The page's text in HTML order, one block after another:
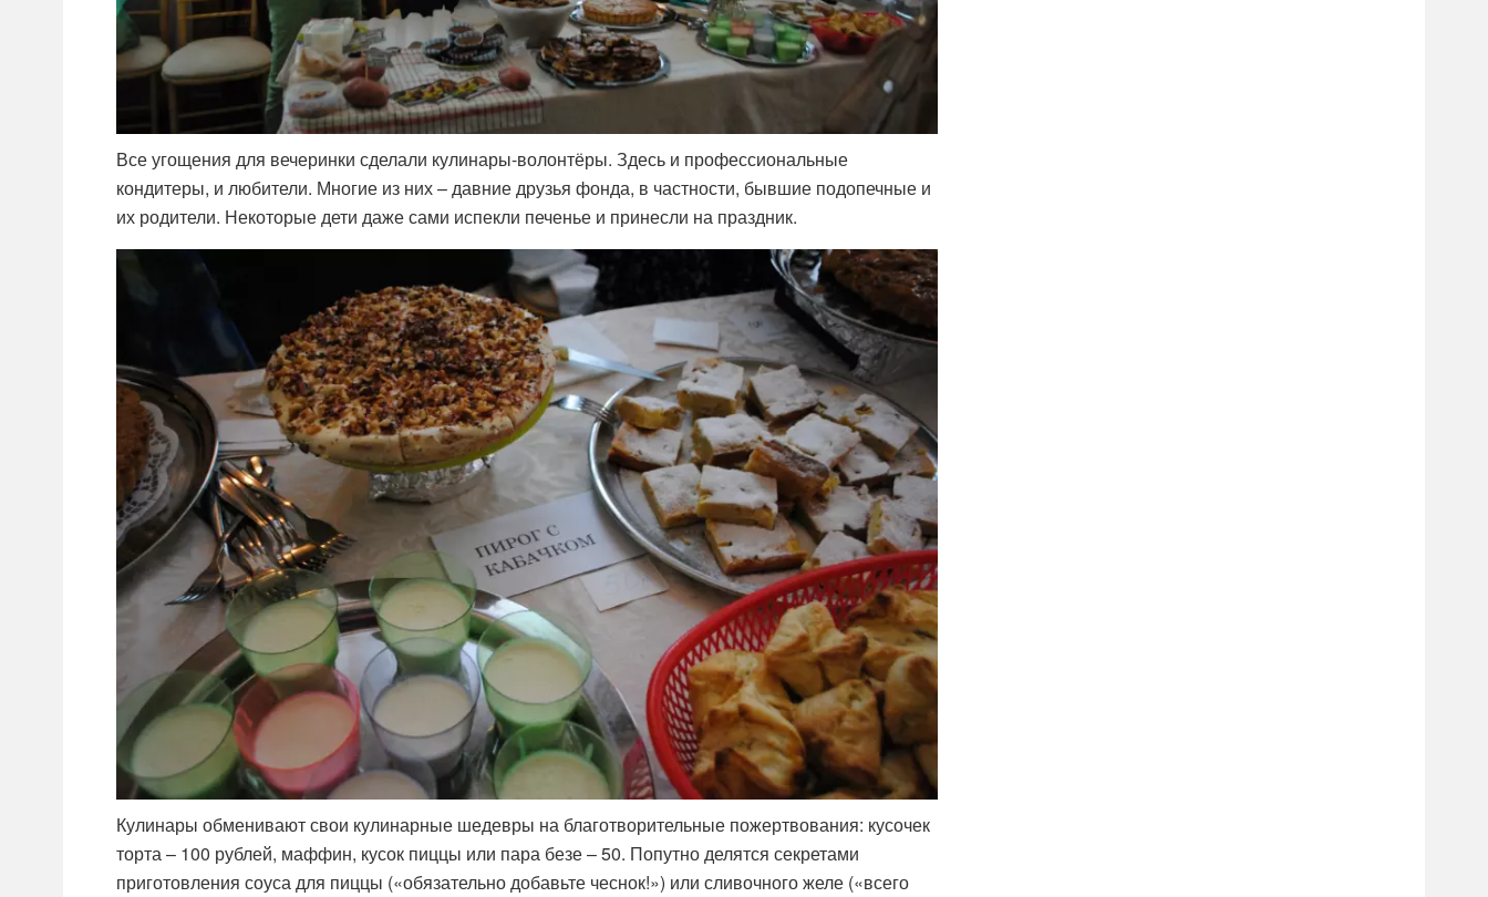
Все угощения для вечеринки сделали кулинары-волонтёры. Здесь и профессиональные
кондитеры, и любители. Многие из них – давние друзья фонда, в частности, бывшие подопечные и
их родители. Некоторые дети даже сами испекли печенье и принесли на праздник.
Кулинары обменивают свои кулинарные шедевры на благотворительные пожертвования: кусочек
торта – 100 рублей, маффин, кусок пиццы или пара безе – 50. Попутно делятся секретами
приготовления соуса для пиццы («обязательно добавьте чеснок!») или сливочного желе («всего